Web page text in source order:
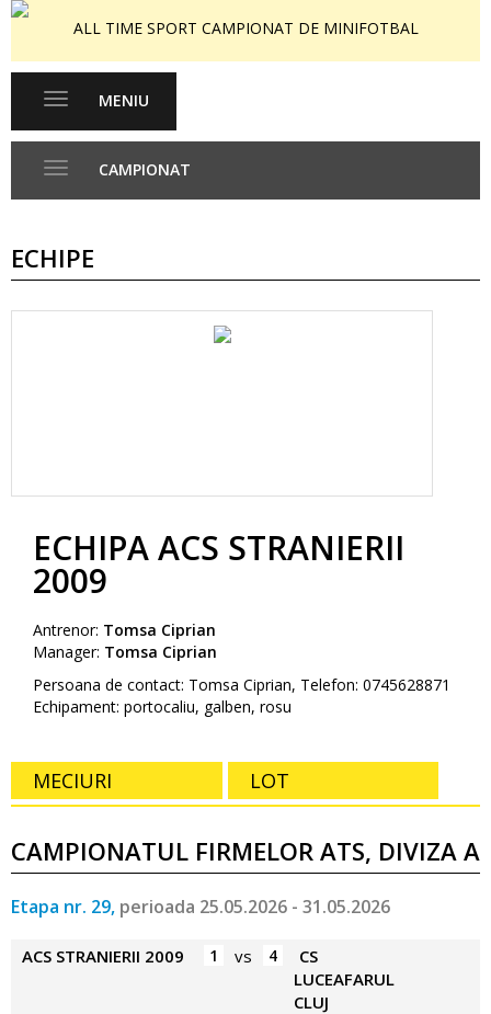
ALL TIME SPORT CAMPIONAT DE MINIFOTBAL
Toggle
MENIU
CAMPIONAT
ECHIPE
ECHIPA ACS STRANIERII
2009
Antrenor: Tomsa Ciprian
Manager: Tomsa Ciprian
Persoana de contact: Tomsa Ciprian, Telefon: 0745628871
Echipament: portocaliu, galben, rosu
MECIURI LOT
CAMPIONATUL FIRMELOR ATS, DIVIZA A
Etapa nr. 29, perioada 25.05.2026 - 31.05.2026
ACS STRANIERII 2009 1 vs 4
CS
LUCEAFARUL
CLUJ